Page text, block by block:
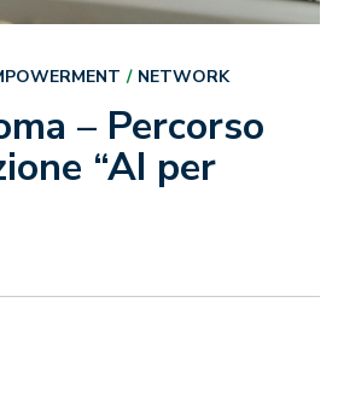
– Percorso
“AI per
NETWORK